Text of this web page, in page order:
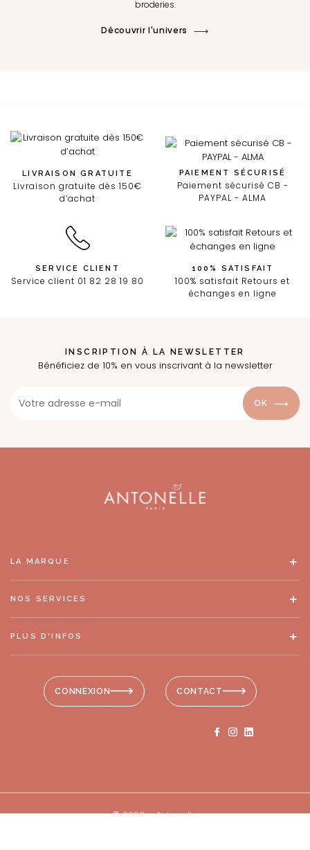
broderies.
Découvrir l'univers
LIVRAISON GRATUITE
Livraison gratuite dès 150€
d’achat
PAIEMENT SÉCURISÉ
Paiement sécurisé CB -
PAYPAL - ALMA
SERVICE CLIENT
Service client 01 82 28 19 80
100% SATISFAIT
100% satisfait Retours et
échanges en ligne
INSCRIPTION À LA NEWSLETTER
Bénéficiez de 10% en vous inscrivant à la newsletter
OK
CONNEXION CONTACT
LA MARQUE
NOS SERVICES
PLUS D'INFOS
© 2026 - Antonelle